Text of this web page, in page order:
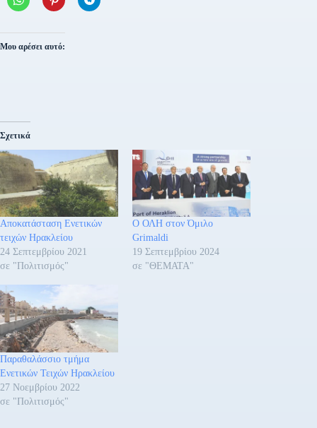
Μου αρέσει αυτό:
Σχετικά
Αποκατάσταση Ενετικών
τειχών Ηρακλείου
24 Σεπτεμβρίου 2021
σε "Πολιτισμός"
Ο ΟΛΗ στον Όμιλο
Grimaldi
19 Σεπτεμβρίου 2024
σε "ΘΕΜΑΤΑ"
Παραθαλάσσιο τμήμα
Ενετικών Τειχών Ηρακλείου
27 Νοεμβρίου 2022
σε "Πολιτισμός"